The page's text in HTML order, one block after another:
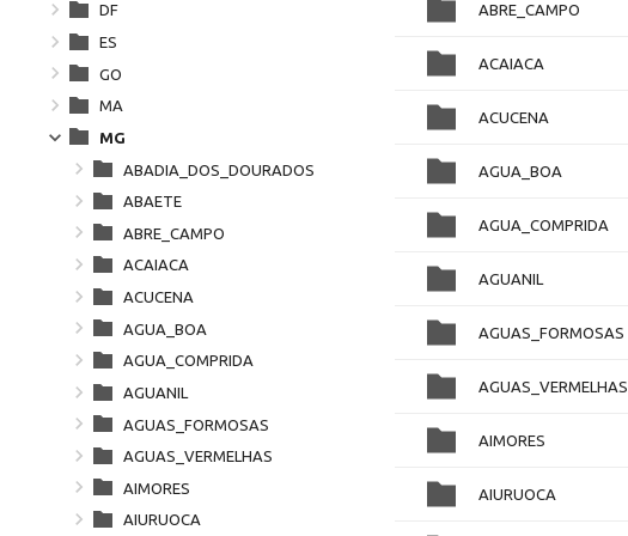
ABRE_CAMPO
ACAIACA
ACUCENA
AGUA_BOA
AGUA_COMPRIDA
AGUANIL
AGUAS_FORMOSAS
AGUAS_VERMELHAS
AIMORES
AIURUOCA
DF
ES
GO
MA
MG
ABADIA_DOS_DOURADOS
ABAETE
ABRE_CAMPO
ACAIACA
ACUCENA
AGUA_BOA
AGUA_COMPRIDA
AGUANIL
AGUAS_FORMOSAS
AGUAS_VERMELHAS
AIMORES
AIURUOCA